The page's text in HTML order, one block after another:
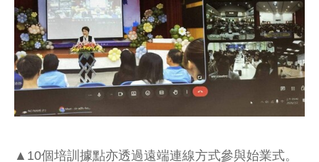
▲10個培訓據點亦透過遠端連線方式參與始業式。